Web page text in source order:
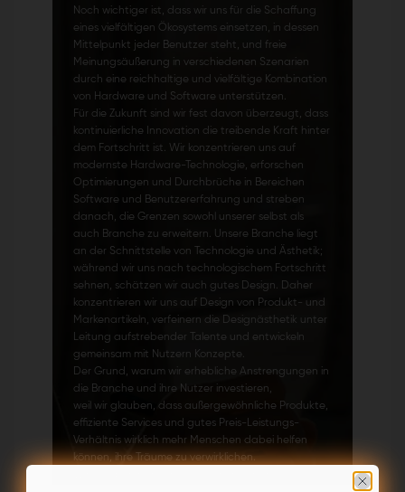
Noch wichtiger ist, dass wir uns für die Schaffung
eines vielfältigen Ökosystems einsetzen, in dessen
Mittelpunkt jeder Benutzer steht, und freie
Meinungsäußerung in verschiedenen Szenarien
durch eine reichhaltige und vielfältige Kombination
von Hardware und Software unterstützen.
Für die Zukunft sind wir fest davon überzeugt, dass
kontinuierliche Innovation die treibende Kraft hinter
dem Fortschritt ist. Wir konzentrieren uns auf
modernste Hardware-Technologie, erforschen
Optimierungen und Durchbrüche in Bereichen
Software und Benutzererfahrung und streben
danach, die Grenzen sowohl unserer selbst als
auch Branche zu erweitern. Unsere Branche liegt
an der Schnittstelle von Technologie und Ästhetik;
während wir uns nach technologischem Fortschritt
sehnen, schätzen wir auch gutes Design. Daher
konzentrieren wir uns auf Design von Produkt- und
Markenartikeln, verfeinern die Designästhetik unter
Leitung aufstrebender Talente und entwickeln
gemeinsam mit Nutzern Konzepte.
Der Grund, warum wir erhebliche Anstrengungen in
die Branche und ihre Nutzer investieren,
weil wir glauben, dass außergewöhnliche Produkte,
effiziente Services und gutes Preis-Leistungs-
Verhältnis wirklich mehr Menschen dabei helfen
können, ihre Träume zu verwirklichen.